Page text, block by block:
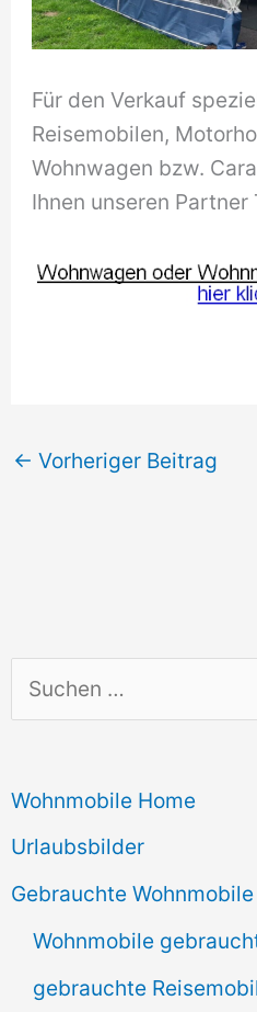
u
h
e
n
Wohnmobile Home
Urlaubsbilder
Gebrauchte Wohnmobile
Wohnmobile
gebrauchte
Für den Verkauf
Reisemobilen,
Wohnwagen bzw.
Ihnen unseren
← Vorheriger Beitrag